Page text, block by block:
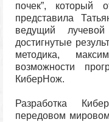
почек”, который
представила
ведущий
достигнутые
методика,
возможности
КиберНож.
Разработка
передовом